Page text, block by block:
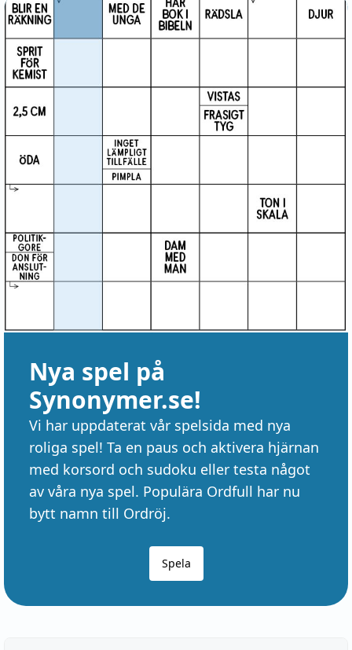
Nya spel på
Synonymer.se!
Vi har uppdaterat vår spelsida med nya
roliga spel! Ta en paus och aktivera hjärnan
med korsord och sudoku eller testa något
av våra nya spel. Populära Ordfull har nu
bytt namn till Ordröj.
Spela